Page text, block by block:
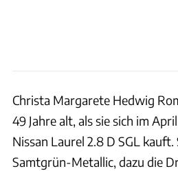
Christa Margarete Hedwig
49 Jahre alt, als sie sich im
Nissan Laurel 2.8 D SGL
Samtgrün-Metallic, dazu die